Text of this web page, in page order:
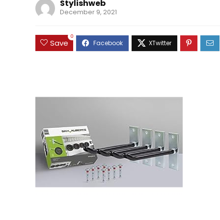
Stylishweb
December 9, 2021
Save
0